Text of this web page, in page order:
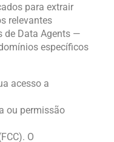
para extrair
relevantes
de Data Agents —
específicos
acesso a
ou permissão
O